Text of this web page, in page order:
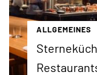
ALLGEMEINES